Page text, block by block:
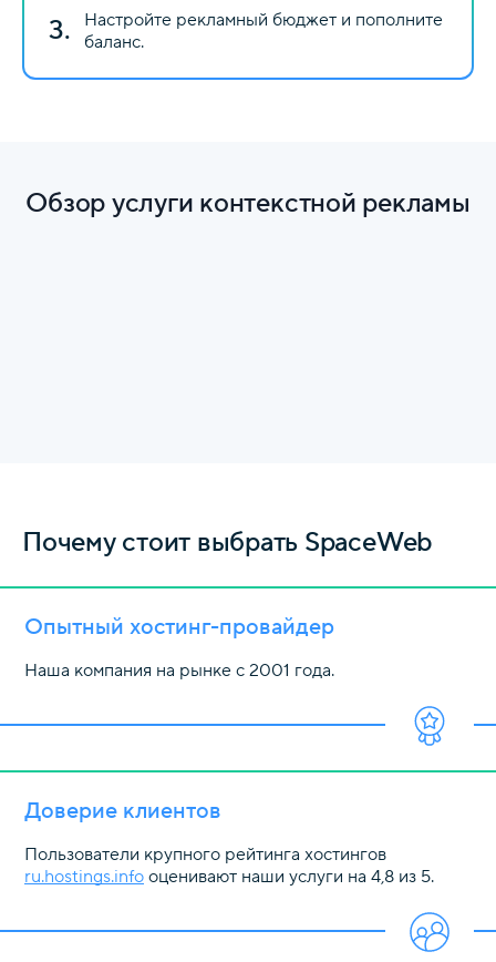
3.
Настройте рекламный бюджет и пополните
баланс.
Обзор услуги контекстной рекламы
Почему стоит выбрать SpaceWeb
Опытный хостинг-провайдер
Наша компания на рынке с 2001 года.
Доверие клиентов
Пользователи крупного рейтинга хостингов
ru.hostings.info оценивают наши услуги на 4,8 из 5.